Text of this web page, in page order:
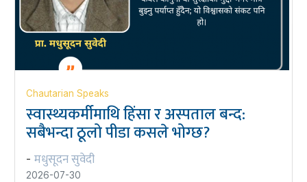
Chautarian Speaks
स्वास्थ्यकर्मीमाथि हिंसा र अस्पताल बन्द:
सबैभन्दा ठूलो पीडा कसले भोग्छ?
- मधुसूदन सुवेदी
2026-07-30